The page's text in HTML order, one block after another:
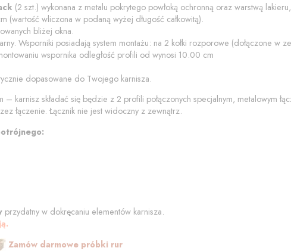
(2 szt.) wykonana z metalu pokrytego powłoką ochronną oraz warstwą
(wartość wliczona w podaną wyżej długość całkowitą).
bliżej okna.
. Wsporniki posiadają system montażu: na 2 kołki rozporowe (dołączone w
wspornika odległość profili od wynosi 10.00 cm
dopasowane do Twojego karnisza.
karnisz składać się będzie z 2 profili połączonych specjalnym, metalowym
łączenie. Łącznik nie jest widoczny z zewnątrz.
przydatny w dokręcaniu elementów karnisza.
Zamów darmowe próbki rur